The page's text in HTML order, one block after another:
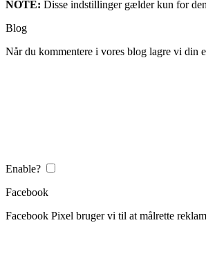
NOTE: Disse indstillinger gælder kun for
Blog
Når du kommentere i vores blog lagre vi din
Enable?
Facebook
Facebook Pixel bruger vi til at målrette